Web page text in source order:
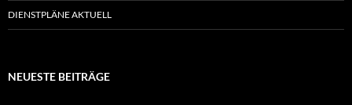
DIENSTPLÄNE AKTUELL
NEUESTE BEITRÄGE